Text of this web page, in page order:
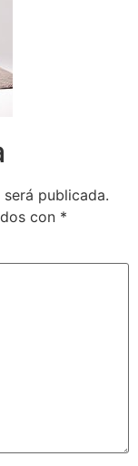
publicada.
con *